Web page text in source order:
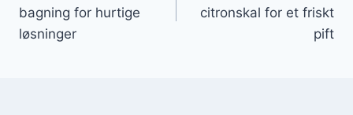
bagning for hurtige
løsninger
citronskal for et friskt
pift